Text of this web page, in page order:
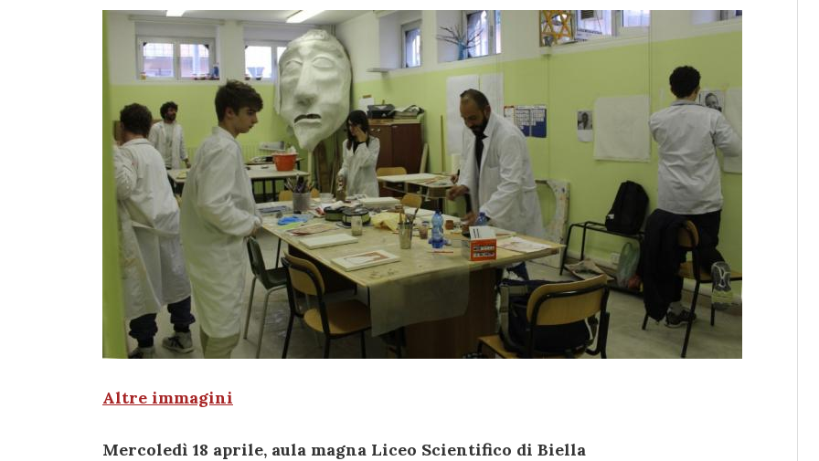
Altre immagini
Mercoledì 18 aprile, aula magna Liceo Scientifico di Biella